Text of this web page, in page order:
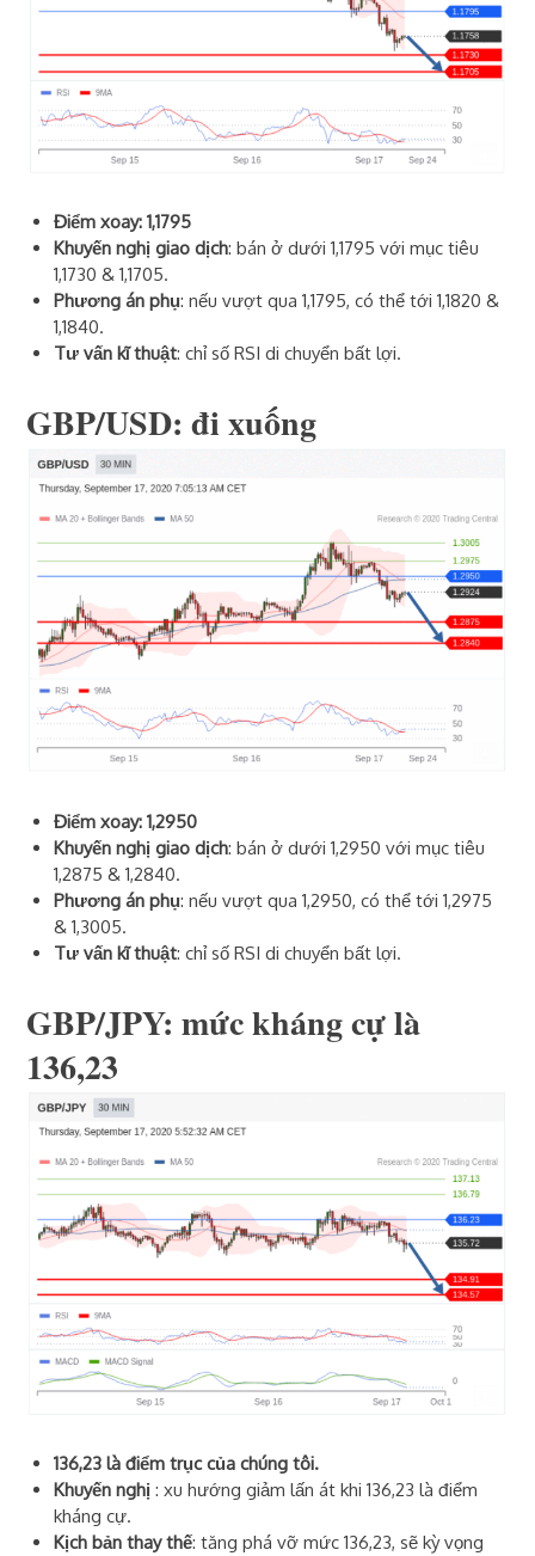
Điểm xoay: 1,1795
Khuyến nghị giao dịch: bán ở dưới 1,1795 với mục tiêu
1,1730 & 1,1705.
Phương án phụ: nếu vượt qua 1,1795, có thể tới 1,1820 &
1,1840.
Tư vấn kĩ thuật: chỉ số RSI di chuyển bất lợi.
GBP/USD: đi xuống
Điểm xoay: 1,2950
Khuyến nghị giao dịch: bán ở dưới 1,2950 với mục tiêu
1,2875 & 1,2840.
Phương án phụ: nếu vượt qua 1,2950, có thể tới 1,2975
& 1,3005.
Tư vấn kĩ thuật: chỉ số RSI di chuyển bất lợi.
GBP/JPY: mức kháng cự là
136,23
136,23 là điểm trục của chúng tôi.
Khuyến nghị : xu hướng giảm lấn át khi 136,23 là điểm
kháng cự.
Kịch bản thay thế: tăng phá vỡ mức 136,23, sẽ kỳ vọng